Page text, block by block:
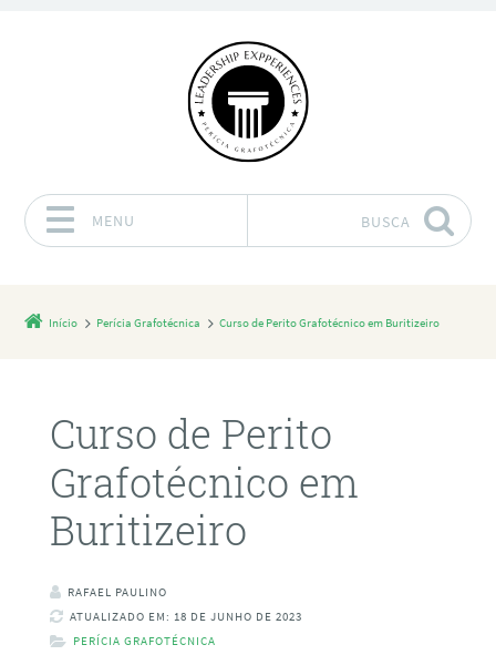
MENU BUSCA
Início Perícia Grafotécnica Curso de Perito Grafotécnico em Buritizeiro
Curso de Perito
Grafotécnico em
Buritizeiro
RAFAEL PAULINO
ATUALIZADO EM: 18 DE JUNHO DE 2023
PERÍCIA GRAFOTÉCNICA